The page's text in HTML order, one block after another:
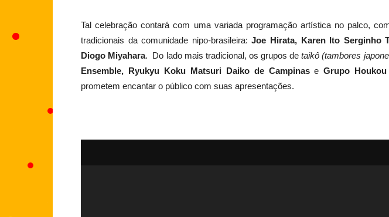
Tal celebração contará com uma variada programação artística no palco,
tradicionais da comunidade nipo-brasileira: Joe Hirata, Karen Ito Serginho
Diogo Miyahara. Do lado mais tradicional, os grupos de taikô (tambores
Ensemble, Ryukyu Koku Matsuri Daiko de CampinaseGrupo Houkou
prometem encantar o público com suas apresentações.